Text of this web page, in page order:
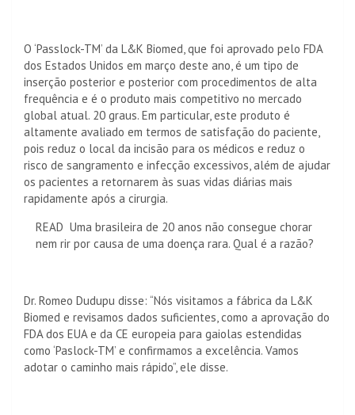
O ‘Passlock-TM’ da L&K Biomed, que foi aprovado pelo FDA
dos Estados Unidos em março deste ano, é um tipo de
inserção posterior e posterior com procedimentos de alta
frequência e é o produto mais competitivo no mercado
global atual. 20 graus. Em particular, este produto é
altamente avaliado em termos de satisfação do paciente,
pois reduz o local da incisão para os médicos e reduz o
risco de sangramento e infecção excessivos, além de ajudar
os pacientes a retornarem às suas vidas diárias mais
rapidamente após a cirurgia.
READ Uma brasileira de 20 anos não consegue chorar
nem rir por causa de uma doença rara. Qual é a razão?
Dr. Romeo Dudupu disse: “Nós visitamos a fábrica da L&K
Biomed e revisamos dados suficientes, como a aprovação do
FDA dos EUA e da CE europeia para gaiolas estendidas
como ‘Paslock-TM’ e confirmamos a excelência. Vamos
adotar o caminho mais rápido”, ele disse.